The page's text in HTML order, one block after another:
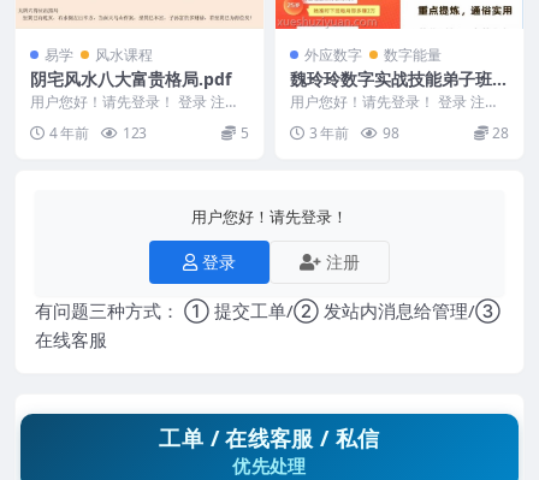
易学 风水课程
阴宅风水八大富贵格局.pdf
用户您好！请先登录！ 登录 注册
编号：MY2212-200-154 阴宅风
水八...4 年前 123 5
外应数字 数字能量
魏玲玲数字实战技能弟子班课
程19集
用户您好！请先登录！ 登录 注册
魏玲玲数字实战技能弟子班课程19
集 Y2307...
3 年前 98 28
用户您好！请先登录！
登录 注册
有问题三种方式： ① 提交工单/② 发站内消息给管理/③
在线客服
工单 / 在线客服 / 私信
优先处理